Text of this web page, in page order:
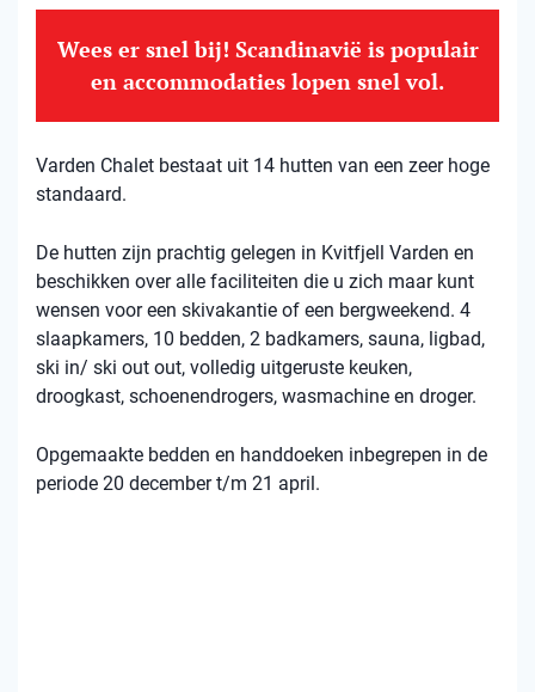
Wees er snel bij! Scandinavië is populair
en accommodaties lopen snel vol.
Varden Chalet bestaat uit 14 hutten van een zeer hoge
standaard.
De hutten zijn prachtig gelegen in Kvitfjell Varden en
beschikken over alle faciliteiten die u zich maar kunt
wensen voor een skivakantie of een bergweekend. 4
slaapkamers, 10 bedden, 2 badkamers, sauna, ligbad,
ski in/ ski out out, volledig uitgeruste keuken,
droogkast, schoenendrogers, wasmachine en droger.
Opgemaakte bedden en handdoeken inbegrepen in de
periode 20 december t/m 21 april.